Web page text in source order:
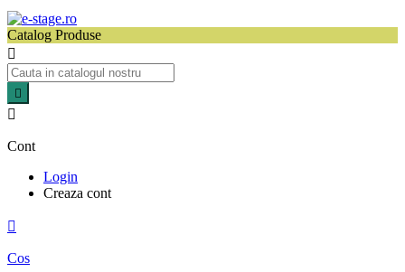
Catalog Produse



Cont
Login
Creaza cont

Cos